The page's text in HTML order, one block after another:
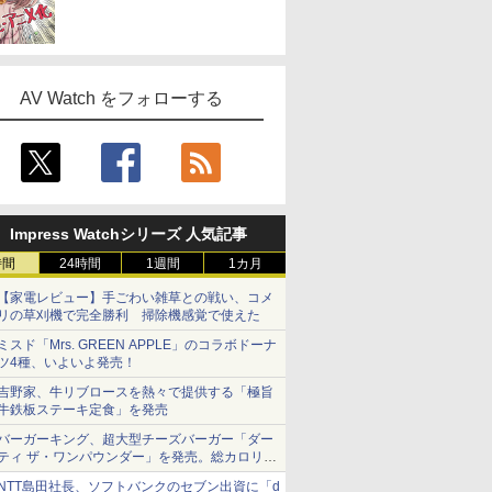
AV Watch をフォローする
Impress Watchシリーズ 人気記事
24時間 1週間 1カ月
家電レビュー】手ごわい雑草との戦い、コメ
の草刈機で完全勝利 掃除機感覚で使えた
スド「Mrs. GREEN APPLE」のコラボドーナ
4種、いよいよ発売！
野家、牛リブロースを熱々で提供する「極旨
鉄板ステーキ定食」を発売
ーガーキング、超大型チーズバーガー「ダー
ィ ザ・ワンパウンダー」を発売。総カロリー
1656kcal、総重量約527g！
島田社長、ソフトバンクのセブン出資に「d